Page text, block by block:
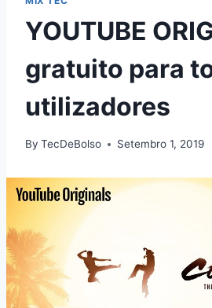
YOUTUBE
gratuito para
utilizadores
By TecDeBolso Setembro 1, 2019